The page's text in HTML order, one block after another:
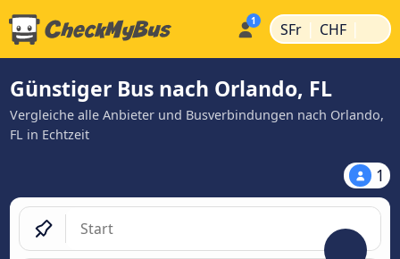
SFr | CHF |
Günstiger Bus nach Orlando, FL
Vergleiche alle Anbieter und Busverbindungen nach Orlando,
FL in Echtzeit
1